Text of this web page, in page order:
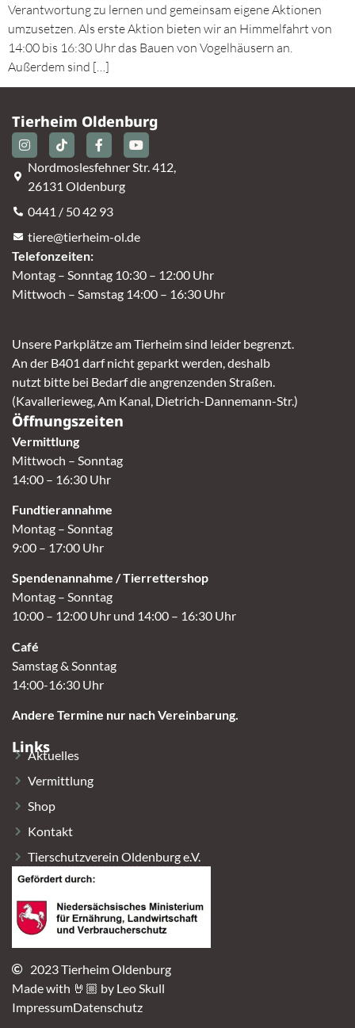
Verantwortung zu lernen und gemeinsam eigene Aktionen
umzusetzen. Als erste Aktion bieten wir an Himmelfahrt von
14:00 bis 16:30 Uhr das Bauen von Vogelhäusern an.
Außerdem sind […]
Tierheim Oldenburg
Nordmoslesfehner Str. 412,
26131 Oldenburg
0441 / 50 42 93
tiere@tierheim-ol.de
Telefonzeiten:
Montag – Sonntag 10:30 – 12:00 Uhr
Mittwoch – Samstag 14:00 – 16:30 Uhr
Unsere Parkplätze am Tierheim sind leider begrenzt.
An der B401 darf nicht geparkt werden, deshalb
nutzt bitte bei Bedarf die angrenzenden Straßen.
(Kavallerieweg, Am Kanal, Dietrich-Dannemann-Str.)
Öffnungszeiten
Vermittlung
Mittwoch – Sonntag
14:00 – 16:30 Uhr
Fundtierannahme
Montag – Sonntag
9:00 – 17:00 Uhr
Spendenannahme / Tierrettershop
Montag – Sonntag
10:00 – 12:00 Uhr und 14:00 – 16:30 Uhr
Café
Samstag & Sonntag
14:00-16:30 Uhr
Andere Termine nur nach Vereinbarung.
Links
Aktuelles
Vermittlung
Shop
Kontakt
Tierschutzverein Oldenburg e.V.
2023 Tierheim Oldenburg
Made with 🤘🏼 by Leo Skull
ImpressumDatenschutz